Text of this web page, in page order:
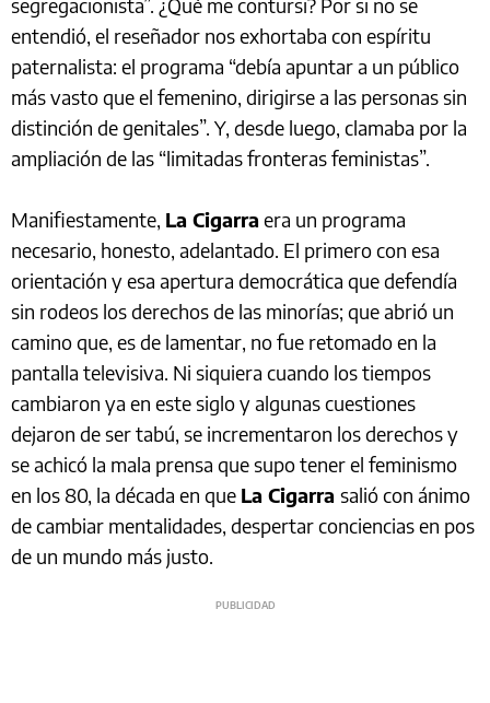
segregacionista”. ¿Qué me contursi? Por si no se
entendió, el reseñador nos exhortaba con espíritu
paternalista: el programa “debía apuntar a un público
más vasto que el femenino, dirigirse a las personas sin
distinción de genitales”. Y, desde luego, clamaba por la
ampliación de las “limitadas fronteras feministas”.
Manifiestamente, La Cigarra era un programa
necesario, honesto, adelantado. El primero con esa
orientación y esa apertura democrática que defendía
sin rodeos los derechos de las minorías; que abrió un
camino que, es de lamentar, no fue retomado en la
pantalla televisiva. Ni siquiera cuando los tiempos
cambiaron ya en este siglo y algunas cuestiones
dejaron de ser tabú, se incrementaron los derechos y
se achicó la mala prensa que supo tener el feminismo
en los 80, la década en que La Cigarra salió con ánimo
de cambiar mentalidades, despertar conciencias en pos
de un mundo más justo.